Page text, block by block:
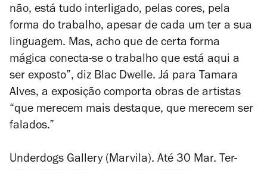
não, está tudo interligado, pelas cores, pela
forma do trabalho, apesar de cada um ter a sua
linguagem. Mas, acho que de certa forma
mágica conecta-se o trabalho que está aqui a
ser exposto”, diz Blac Dwelle. Já para Tamara
Alves, a exposição comporta obras de artistas
“que merecem mais destaque, que merecem ser
falados.”
Underdogs Gallery (Marvila). Até 30 Mar. Ter-